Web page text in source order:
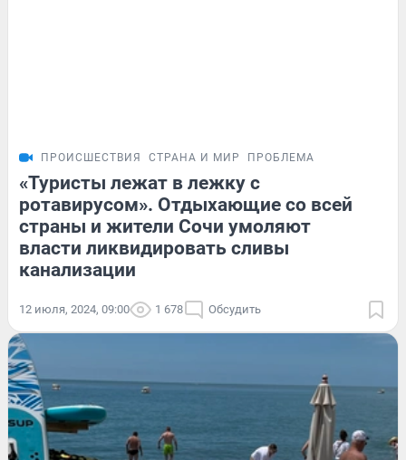
ПРОИСШЕСТВИЯ СТРАНА И МИР ПРОБЛЕМА
«Туристы лежат в лежку с
ротавирусом». Отдыхающие со всей
страны и жители Сочи умоляют
власти ликвидировать сливы
канализации
12 июля, 2024, 09:00 1 678 Обсудить